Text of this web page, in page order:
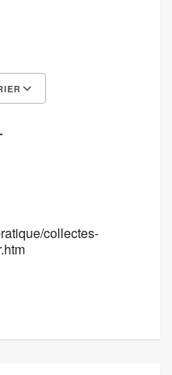
collectes-